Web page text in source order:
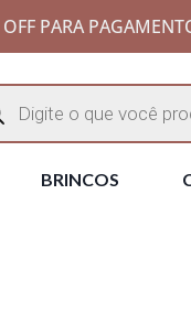
PARA
BRINCOS